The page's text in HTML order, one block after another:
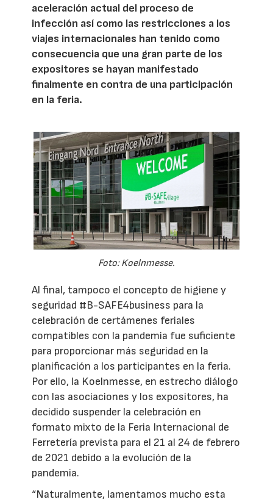
aceleración actual del proceso de
infección así como las restricciones a los
viajes internacionales han tenido como
consecuencia que una gran parte de los
expositores se hayan manifestado
finalmente en contra de una participación
en la feria.
Foto: Koelnmesse.
Al final, tampoco el concepto de higiene y
seguridad #B-SAFE4business para la
celebración de certámenes feriales
compatibles con la pandemia fue suficiente
para proporcionar más seguridad en la
planificación a los participantes en la feria.
Por ello, la Koelnmesse, en estrecho diálogo
con las asociaciones y los expositores, ha
decidido suspender la celebración en
formato mixto de la Feria Internacional de
Ferretería prevista para el 21 al 24 de febrero
de 2021 debido a la evolución de la
pandemia.
“Naturalmente, lamentamos mucho esta